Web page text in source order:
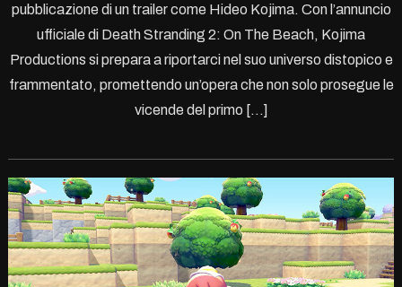
pubblicazione di un trailer come Hideo Kojima. Con l’annuncio
ufficiale di Death Stranding 2: On The Beach, Kojima
Productions si prepara a riportarci nel suo universo distopico e
frammentato, promettendo un’opera che non solo prosegue le
vicende del primo […]